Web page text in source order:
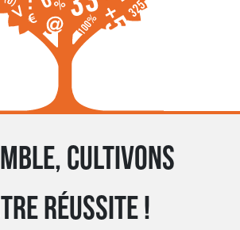
cultivons
réussite !